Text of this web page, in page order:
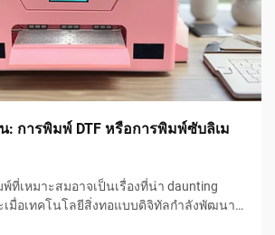
: การพิมพ์ DTF หรือการพิมพ์ซับลิเม
ที่เหมาะสมอาจเป็นเรื่องที่น่า daunting
เมื่อเทคโนโลยีสิ่งทอแบบดิจิทัลกำลังพัฒนา